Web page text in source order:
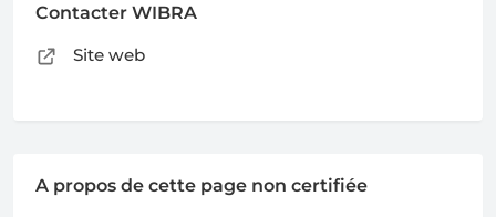
Contacter WIBRA
Site web
A propos de cette page non certifiée